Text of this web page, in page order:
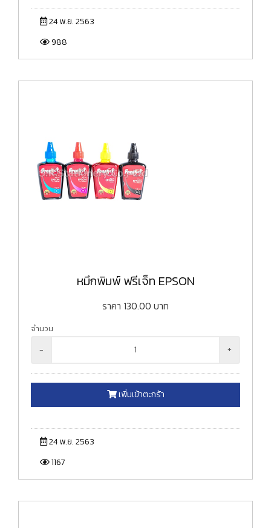
24 พ.ย. 2563
988
หมึกพิมพ์ ฟรีเจ็ท EPSON
ราคา 130.00 บาท
จำนวน
- +
เพิ่มเข้าตะกร้า
24 พ.ย. 2563
1167